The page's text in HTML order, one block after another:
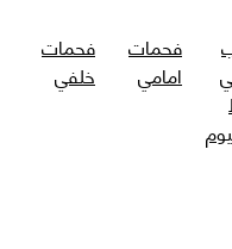
فحمات
امامي
فحمات
خلفي